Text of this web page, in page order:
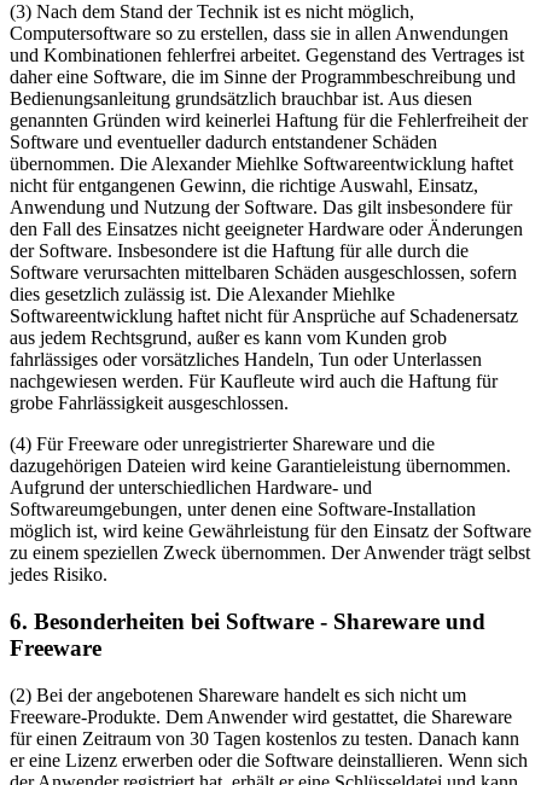
(3) Nach dem Stand der Technik ist es nicht möglich,
Computersoftware so zu erstellen, dass sie in allen Anwendungen
und Kombinationen fehlerfrei arbeitet. Gegenstand des Vertrages ist
daher eine Software, die im Sinne der Programmbeschreibung und
Bedienungsanleitung grundsätzlich brauchbar ist. Aus diesen
genannten Gründen wird keinerlei Haftung für die Fehlerfreiheit der
Software und eventueller dadurch entstandener Schäden
übernommen. Die Alexander Miehlke Softwareentwicklung haftet
nicht für entgangenen Gewinn, die richtige Auswahl, Einsatz,
Anwendung und Nutzung der Software. Das gilt insbesondere für
den Fall des Einsatzes nicht geeigneter Hardware oder Änderungen
der Software. Insbesondere ist die Haftung für alle durch die
Software verursachten mittelbaren Schäden ausgeschlossen, sofern
dies gesetzlich zulässig ist. Die Alexander Miehlke
Softwareentwicklung haftet nicht für Ansprüche auf Schadenersatz
aus jedem Rechtsgrund, außer es kann vom Kunden grob
fahrlässiges oder vorsätzliches Handeln, Tun oder Unterlassen
nachgewiesen werden. Für Kaufleute wird auch die Haftung für
grobe Fahrlässigkeit ausgeschlossen.
(4) Für Freeware oder unregistrierter Shareware und die
dazugehörigen Dateien wird keine Garantieleistung übernommen.
Aufgrund der unterschiedlichen Hardware- und
Softwareumgebungen, unter denen eine Software-Installation
möglich ist, wird keine Gewährleistung für den Einsatz der Software
zu einem speziellen Zweck übernommen. Der Anwender trägt selbst
jedes Risiko.
6. Besonderheiten bei Software - Shareware und
Freeware
(2) Bei der angebotenen Shareware handelt es sich nicht um
Freeware-Produkte. Dem Anwender wird gestattet, die Shareware
für einen Zeitraum von 30 Tagen kostenlos zu testen. Danach kann
er eine Lizenz erwerben oder die Software deinstallieren. Wenn sich